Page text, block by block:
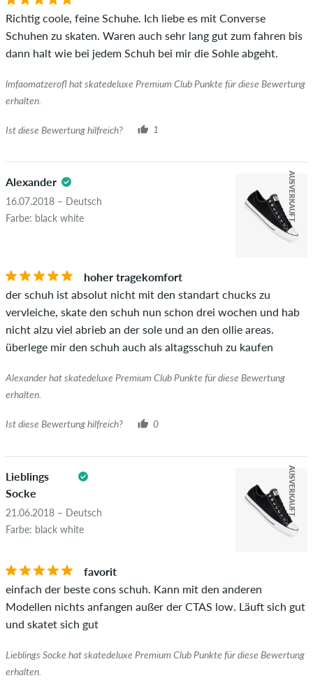
Ob die Bewertung von einer Person stammt, die diesen
Artikel wirklich gekauft hat, erkennst du am grünen Haken
neben dem Namen mit dem Zusatz "Verifizierter Kauf". Bei
diesen Personen wurde der Kauf anhand ihrer Bestellungen
überprüft. Bei Bewertungen ohne grünen Haken, können wir
leider nicht garantieren, dass die Personen den Artikel
Richtig coole, feine Schuhe. Ich liebe es mit Converse
Schuhen zu skaten. Waren auch sehr lang gut zum fahren bis
dann halt wie bei jedem Schuh bei mir die Sohle abgeht.
lmfaomatzerofl hat skatedeluxe Premium Club Punkte für diese Bewertung
erhalten.
Ist diese Bewertung hilfreich? 1
Alexander
16.07.2018 – Deutsch
Farbe: black white
AUSVERKAUFT
hoher tragekomfort
der schuh ist absolut nicht mit den standart chucks zu
vervleiche, skate den schuh nun schon drei wochen und hab
nicht alzu viel abrieb an der sole und an den ollie areas.
überlege mir den schuh auch als altagsschuh zu kaufen
Alexander hat skatedeluxe Premium Club Punkte für diese Bewertung
erhalten.
Ist diese Bewertung hilfreich? 0
Lieblings
Socke
21.06.2018 – Deutsch
Farbe: black white
AUSVERKAUFT
favorit
einfach der beste cons schuh. Kann mit den anderen
Modellen nichts anfangen außer der CTAS low. Läuft sich gut
und skatet sich gut
Lieblings Socke hat skatedeluxe Premium Club Punkte für diese Bewertung
erhalten.